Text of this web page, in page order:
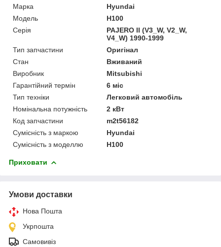
Марка
Hyundai
Модель
H100
Серія
PAJERO II (V3_W, V2_W,
V4_W) 1990-1999
Тип запчастини
Оригінал
Стан
Вживаний
Виробник
Mitsubishi
Гарантійний термін
6 міс
Тип техніки
Легковий автомобіль
Номінальна потужність
2 кВт
Код запчастини
m2t56182
Сумісність з маркою
Hyundai
Сумісність з моделлю
H100
Приховати
Умови доставки
Нова Пошта
Укрпошта
Самовивіз